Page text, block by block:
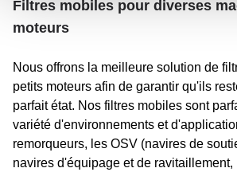
Filtres mobiles pour diverses
moteurs
Nous offrons la meilleure solution de
petits moteurs afin de garantir qu'ils
parfait état. Nos filtres mobiles sont
variété d'environnements et
remorqueurs, les OSV (navires de
navires d'équipage et de